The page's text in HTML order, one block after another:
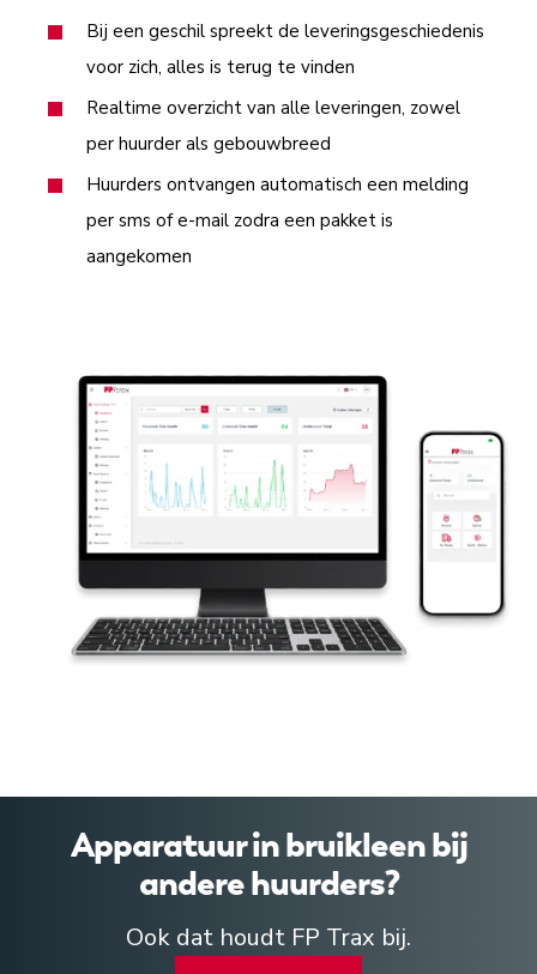
Bij een geschil spreekt de leveringsgeschiedenis
voor zich, alles is terug te vinden
Realtime overzicht van alle leveringen, zowel
per huurder als gebouwbreed
Huurders ontvangen automatisch een melding
per sms of e-mail zodra een pakket is
aangekomen
Apparatuur in bruikleen bij
andere huurders?
Ook dat houdt FP Trax bij.